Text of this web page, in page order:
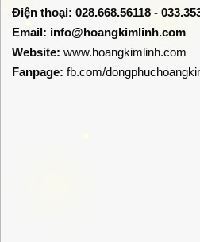
Điện thoại: 028.668.56118 -
Email: info@hoangkimlinh.com
Website: www.hoangkimlinh.com
Fanpage: fb.com/